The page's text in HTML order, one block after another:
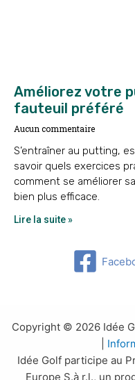
Améliorez votre
fauteuil préféré
Aucun commentaire
S’entraîner au putting,
savoir quels exercices
comment se améliorer
bien plus efficace.
Lire la suite »
Copyright © 2026 Idée
Idée Golf participe au
Europe S.à r.l., un